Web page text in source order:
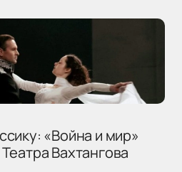
«Война и мир»
Вахтангова